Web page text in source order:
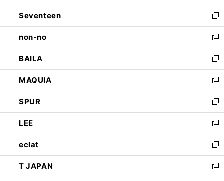
開
く
ウ
で
開
く
ン
ド
ウ
で
開
く
Seventeen
新
し
い
ウ
ィ
ン
ド
ウ
で
開
く
non-no
新
し
い
ウ
ィ
ン
ド
ウ
で
開
く
BAILA
新
し
い
ウ
ィ
ン
ド
ウ
で
開
く
MAQUIA
新
し
い
ウ
ィ
ン
ド
ウ
で
開
SPUR
新
し
い
ウ
ィ
ン
ド
ウ
LEE
新
し
い
ウ
ィ
ン
eclat
新
し
い
ウ
T JAPAN
新
し